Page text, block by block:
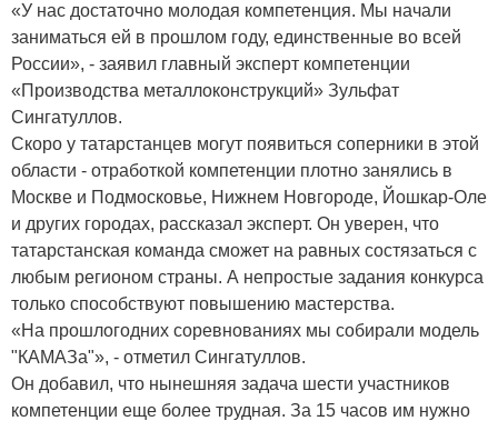
«У нас достаточно молодая компетенция. Мы начали
заниматься ей в прошлом году, единственные во всей
России», - заявил главный эксперт компетенции
«Производства металлоконструкций» Зульфат
Сингатуллов.
Скоро у татарстанцев могут появиться соперники в этой
области - отработкой компетенции плотно занялись в
Москве и Подмосковье, Нижнем Новгороде, Йошкар-Оле
и других городах, рассказал эксперт. Он уверен, что
татарстанская команда сможет на равных состязаться с
любым регионом страны. А непростые задания конкурса
только способствуют повышению мастерства.
«На прошлогодних соревнованиях мы собирали модель
"КАМАЗа"», - отметил Сингатуллов.
Он добавил, что нынешняя задача шести участников
компетенции еще более трудная. За 15 часов им нужно